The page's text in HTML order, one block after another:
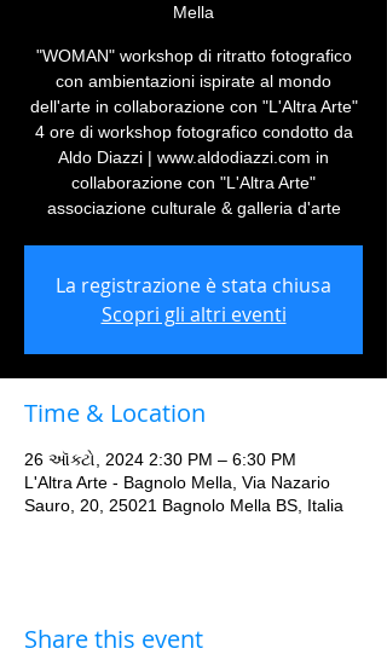
Mella
"WOMAN" workshop di ritratto fotografico
con ambientazioni ispirate al mondo
dell'arte in collaborazione con "L'Altra Arte"
4 ore di workshop fotografico condotto da
Aldo Diazzi | www.aldodiazzi.com in
collaborazione con "L'Altra Arte"
associazione culturale & galleria d'arte
La registrazione è stata chiusa
Scopri gli altri eventi
Time & Location
26 ઑક્ટો, 2024 2:30 PM – 6:30 PM
L'Altra Arte - Bagnolo Mella, Via Nazario
Sauro, 20, 25021 Bagnolo Mella BS, Italia
Share this event